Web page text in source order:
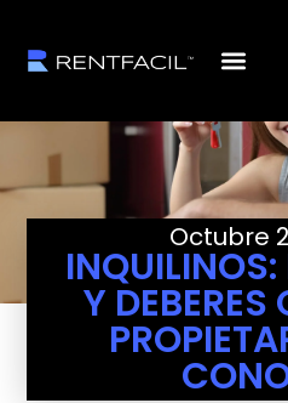
Octubre
INQUILINOS:
Y DEBERES